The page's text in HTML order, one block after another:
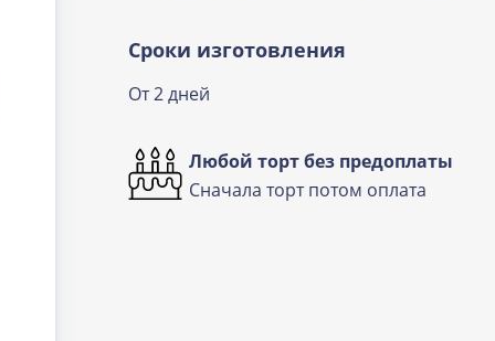
Сроки изготовления
От 2 дней
Любой торт без предоплаты
Сначала торт потом оплата